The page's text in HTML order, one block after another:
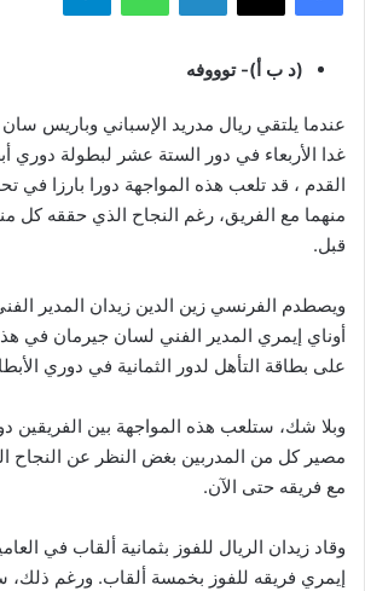
(د ب أ)- توووفه
عندما يلتقي ريال مدريد الإسباني وباريس
غدا الأربعاء في دور الستة عشر لبطولة دوري
القدم ، قد تلعب هذه المواجهة دورا بارزا في
منهما مع الفريق، رغم النجاح الذي حققه كل
قبل.
ويصطدم الفرنسي زين الدين زيدان المدير
أوناي إيمري المدير الفني لسان جيرمان في
على بطاقة التأهل لدور الثمانية في دوري
وبلا شك، ستلعب هذه المواجهة بين الفريقين
مصير كل من المدربين بغض النظر عن النجاح
مع فريقه حتى الآن.
وقاد زيدان الريال للفوز بثمانية ألقاب في
إيمري فريقه للفوز بخمسة ألقاب. ورغم ذلك،